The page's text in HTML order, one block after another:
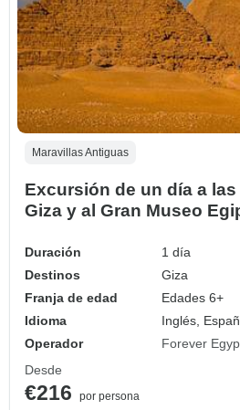
Maravillas Antiguas
Excursión de un día a
Giza y al Gran Museo
Duración
1 día
Destinos
Giza
Franja de edad
Edades 6+
Idioma
Inglés,
Operador
Forever
Desde
€216
por persona